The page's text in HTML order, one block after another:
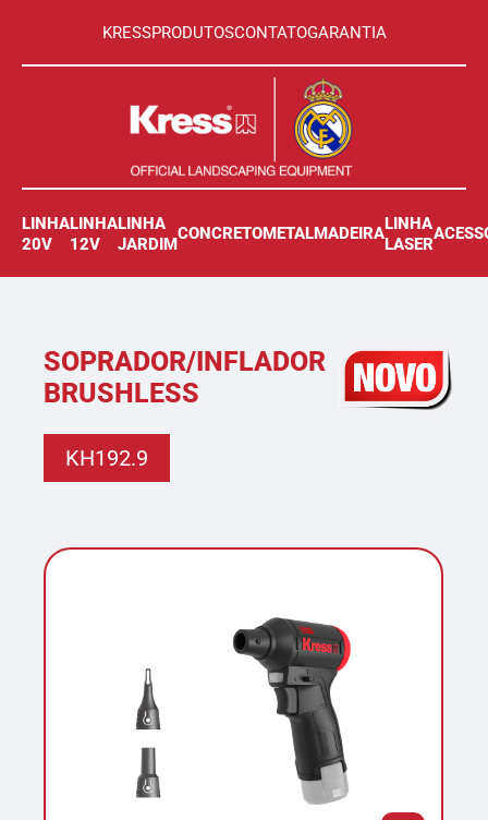
KRESSPRODUTOSCONTATOGARANTIA
LINHA
20V
LINHA
12V
LINHA
JARDIM
CONCRETOMETALMADEIRA
LINHA
LASER
SOPRADOR/INFLADOR
BRUSHLESS
KH192.9